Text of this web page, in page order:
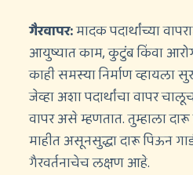
गैरवापर:मादक पदार्थांच्या
आयुष्यात काम, कुटुंब किंवा
काही समस्या निर्माण व्हायला
जेव्हा अशा पदार्थांचा वापर
वापर असे म्हणतात. तुम्हाला
माहीत असूनसुद्धा दारू पिऊन
गैरवर्तनाचेच लक्षण आहे.